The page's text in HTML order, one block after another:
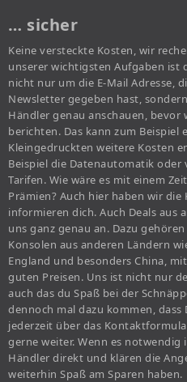
… sicher
Keine versteckte Kosten, wir
unserer wichtigsten Aufgaben ist
nicht nur um die E-Mail Adresse,
Newsletter gegeben hast,
Händler genau anschauen, bevor
berichten. Das kann zum Beispiel
Kleingedruckten weitere Kosten
Beispiel die Datenautomatik
Tarifen. Wie wäre es mit einem
Prämien? Auch hier haben wir
informieren dich. Auch Deals aus
uns ganz genau an. Dazu
Konsolen aus anderen Ländern
England und besonders China,
guten Preisen. Uns ist nicht nur
auch das du Spaß bei der
dennoch mal dazu kommen,
jederzeit über das
gerne weiter. Wenn es
Händler direkt und klären die
weiterhin Spaß am Sparen haben.